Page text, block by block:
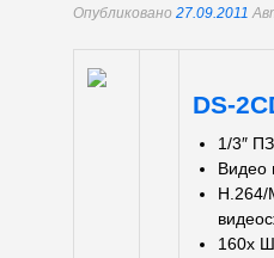
Опубликовано 27.09.2011
DS-
1/3″
Видео
H.264/
160x